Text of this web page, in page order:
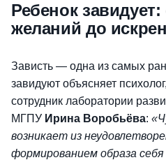
Ребенок
желаний до
Зависть — одна из самых
завидуют объясняет
сотрудник лаборатории
МГПУ Ирина Воробьёва:
возникает из
формированием образа себя